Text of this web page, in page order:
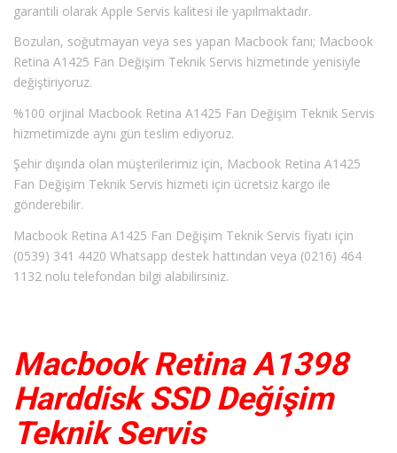
garantili olarak Apple Servis kalitesi ile yapılmaktadır.
Bozulan, soğutmayan veya ses yapan Macbook fanı; Macbook
Retina A1425 Fan Değişim Teknik Servis hizmetinde yenisiyle
değiştiriyoruz.
%100 orjinal Macbook Retina A1425 Fan Değişim Teknik Servis
hizmetimizde aynı gün teslim ediyoruz.
Şehir dışında olan müşterilerimiz için, Macbook Retina A1425
Fan Değişim Teknik Servis hizmeti için ücretsiz kargo ile
gönderebilir.
Macbook Retina A1425 Fan Değişim Teknik Servis fiyatı için
(0539) 341 4420 Whatsapp destek hattından veya (0216) 464
1132 nolu telefondan bilgi alabilirsiniz.
Macbook Retina A1398
Harddisk SSD Değişim
Teknik Servis